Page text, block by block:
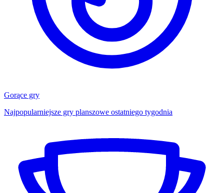
Gorące gry
Najpopularniejsze gry planszowe ostatniego tygodnia